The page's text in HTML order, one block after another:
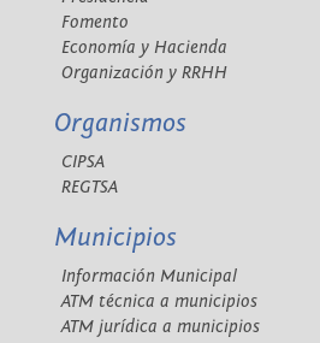
Fomento
Economía y Hacienda
Organización y RRHH
Organismos
CIPSA
REGTSA
Municipios
Información Municipal
ATM técnica a municipios
ATM jurídica a municipios